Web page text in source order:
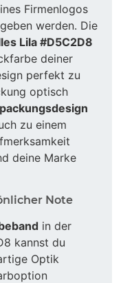
Firmenlogos
werden. Die
Lila #D5C2D8
deiner
perfekt zu
optisch
zu einem
deine Marke
Note
in der
kannst du
Optik